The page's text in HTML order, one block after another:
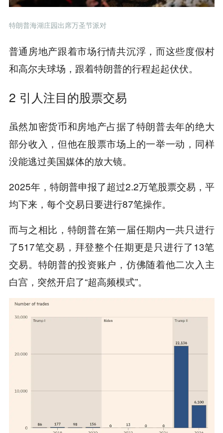
特朗普海湖庄园出席万圣节派对
普通房地产跟着市场行情共沉浮，而这些度假村
和高尔夫球场，跟着特朗普的行程起起伏伏。
2 引人注目的股票交易
虽然加密货币和房地产占据了特朗普去年的绝大
部分收入，但他在股票市场上的一举一动，同样
没能逃过美国媒体的放大镜。
2025年，特朗普申报了超过2.2万笔股票交易，平
均下来，每个交易日要进行87笔操作。
而与之相比，特朗普在第一届任期内一共只进行
了517笔交易，拜登整个任期更是只进行了13笔
交易。特朗普的投资账户，仿佛随着他二次入主
白宫，突然开启了“超高频模式”。